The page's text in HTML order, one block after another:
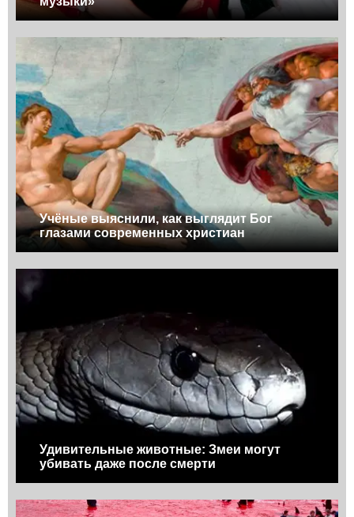
Учёные выяснили, как выглядит Бог
глазами современных христиан
Удивительные животные: Змеи могут
убивать даже после смерти